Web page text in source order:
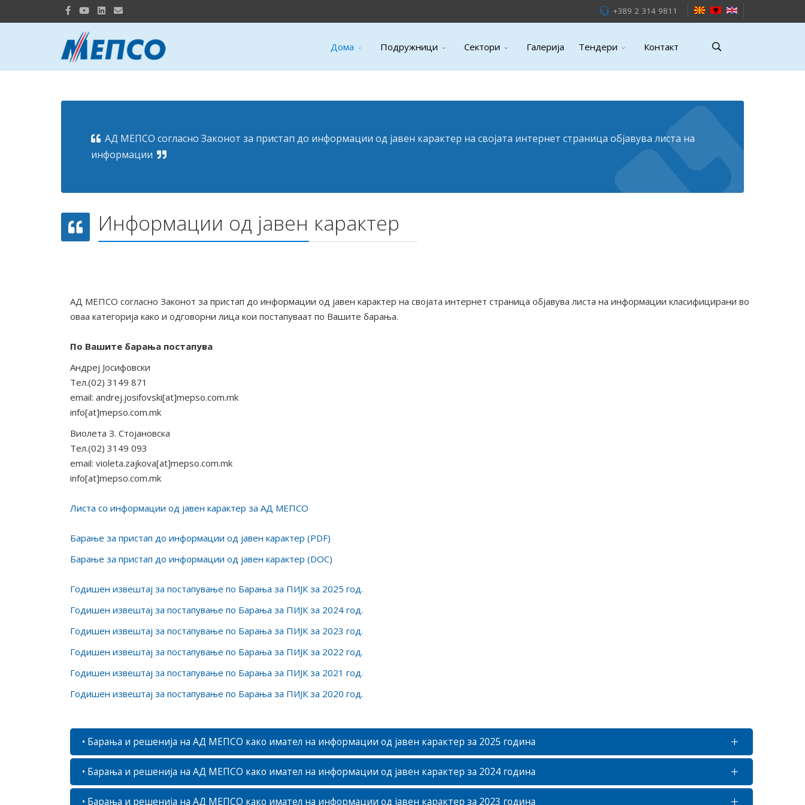
+389 2 314 9811
Дома Подружници Сектори Галерија Тендери Контакт
АД МЕПСО согласно Законот за пристап до информации од јавен карактер на својата интернет страница објавува листа на
информации
Информации од јавен карактер
АД МЕПСО согласно Законот за пристап до информации од јавен карактер на својата интернет страница објавува листа на информации класифицирани во
оваа категорија како и одговорни лица кои постапуваат по Вашите барања.
По Вашите барања постапува
Андреј Јосифовски
Тел.(02) 3149 871
email: andrej.josifovski[at]mepso.com.mk
info[at]mepso.com.mk
Виолета З. Стојановска
Тел.(02) 3149 093
email: violeta.zajkova[at]mepso.com.mk
info[at]mepso.com.mk
Листа со информации од јавен карактер за АД МЕПСО
Барање за пристап до информации од јавен карактер (PDF)
Барање за пристап до информации од јавен карактер (DOC)
Годишен извештај за постапување по Барања за ПИЈК за 2025 год.
Годишен извештај за постапување по Барања за ПИЈК за 2024 год.
Годишен извештај за постапување по Барања за ПИЈК за 2023 год.
Годишен извештај за постапување по Барања за ПИЈК за 2022 год.
Годишен извештај за постапување по Барања за ПИЈК за 2021 год.
Годишен извештај за постапување по Барања за ПИЈК за 2020 год.
• Барања и решенија на АД МЕПСО како имател на информации од јавен карактер за 2025 година
• Барања и решенија на АД МЕПСО како имател на информации од јавен карактер за 2024 година
• Барања и решенија на АД МЕПСО како имател на информации од јавен карактер за 2023 година